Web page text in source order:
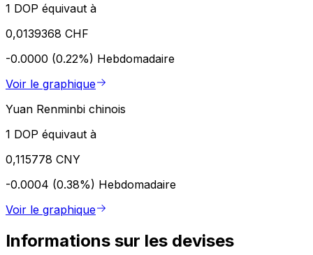
1 DOP équivaut à
0,0139368 CHF
-0.0000 (0.22%) Hebdomadaire
Voir le graphique
Yuan Renminbi chinois
1 DOP équivaut à
0,115778 CNY
-0.0004 (0.38%) Hebdomadaire
Voir le graphique
Informations sur les devises